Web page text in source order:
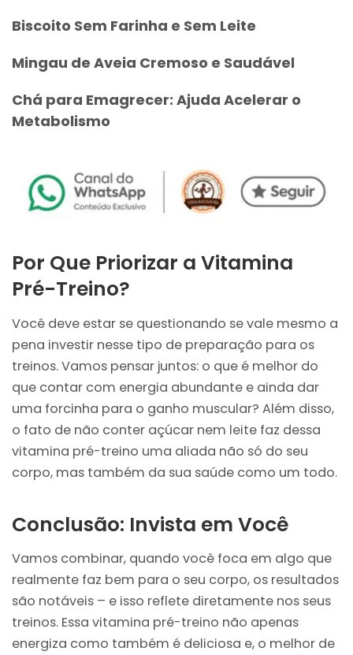
Biscoito Sem Farinha e Sem Leite
Mingau de Aveia Cremoso e Saudável
Chá para Emagrecer: Ajuda Acelerar o
Metabolismo
Por Que Priorizar a Vitamina
Pré-Treino?
Você deve estar se questionando se vale mesmo a
pena investir nesse tipo de preparação para os
treinos. Vamos pensar juntos: o que é melhor do
que contar com energia abundante e ainda dar
uma forcinha para o ganho muscular? Além disso,
o fato de não conter açúcar nem leite faz dessa
vitamina pré-treino uma aliada não só do seu
corpo, mas também da sua saúde como um todo.
Conclusão: Invista em Você
Vamos combinar, quando você foca em algo que
realmente faz bem para o seu corpo, os resultados
são notáveis – e isso reflete diretamente nos seus
treinos. Essa vitamina pré-treino não apenas
energiza como também é deliciosa e, o melhor de